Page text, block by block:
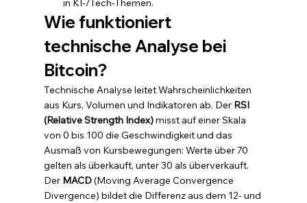
in KI-/Tech-Themen.
Wie funktioniert
technische Analyse bei
Bitcoin?
Technische Analyse leitet Wahrscheinlichkeiten
aus Kurs, Volumen und Indikatoren ab. Der RSI
(Relative Strength Index) misst auf einer Skala
von 0 bis 100 die Geschwindigkeit und das
Ausmaß von Kursbewegungen: Werte über 70
gelten als überkauft, unter 30 als überverkauft.
Der MACD (Moving Average Convergence
Divergence) bildet die Differenz aus dem 12- und